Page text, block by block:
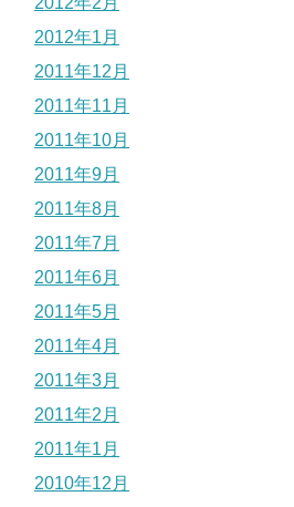
2012年1月
2011年12月
2011年11月
2011年10月
2011年9月
2011年8月
2011年7月
2011年6月
2011年5月
2011年4月
2011年3月
2011年2月
2011年1月
2010年12月